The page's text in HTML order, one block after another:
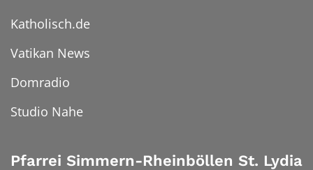
Katholisch.de
Vatikan News
Domradio
Studio Nahe
Pfarrei Simmern-Rheinböllen St. Lydia